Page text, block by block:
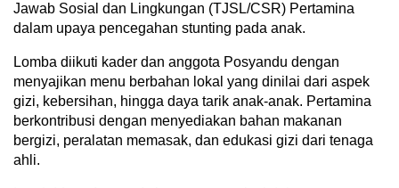
Jawab Sosial dan Lingkungan (TJSL/CSR) Pertamina
dalam upaya pencegahan stunting pada anak.
Lomba diikuti kader dan anggota Posyandu dengan
menyajikan menu berbahan lokal yang dinilai dari aspek
gizi, kebersihan, hingga daya tarik anak-anak. Pertamina
berkontribusi dengan menyediakan bahan makanan
bergizi, peralatan memasak, dan edukasi gizi dari tenaga
ahli.